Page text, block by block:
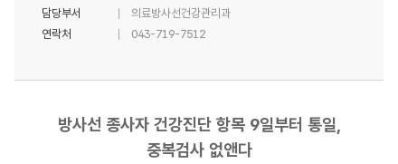
담당부서
의료방사선건강관리과
연락처
043-719-7512
방사선 종사자 건강진단 항목 9일부터 통일,
중복검사 없앤다